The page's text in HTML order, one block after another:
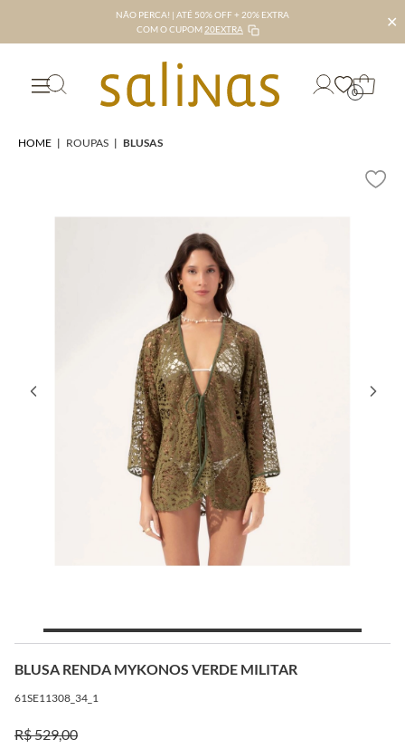
NÃO PERCA! | ATÉ 50% OFF + 20% EXTRA
COM O CUPOM 20EXTRA ✕
0
HOME | ROUPAS | BLUSAS
BLUSA RENDA MYKONOS VERDE MILITAR
61SE11308_34_1
R$ 529,00